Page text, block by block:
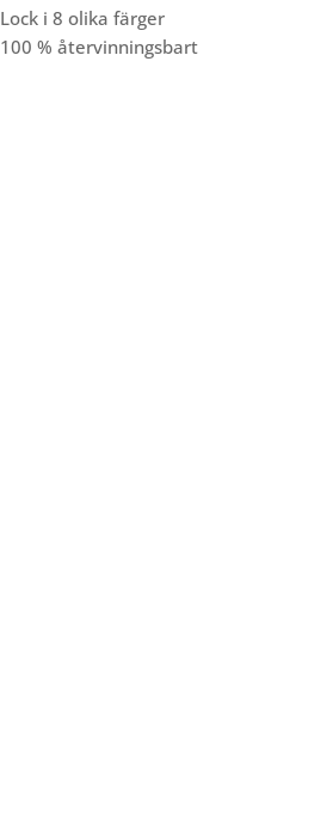
Lock i 8 olika färger
100 % återvinningsbart